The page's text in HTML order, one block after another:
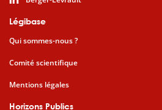
Légibase
Qui sommes-nous ?
Comité scientifique
Mentions légales
Horizons Publics